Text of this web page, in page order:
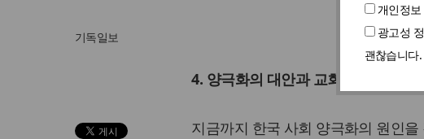
개인정
광고성
괜찮습니다
기독일보
4. 양극화의 대안과 교회의 역할
지금까지 한국 사회 양극화의 원인